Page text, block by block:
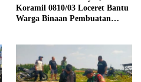
Koramil 0810/03 Loceret Bantu
Warga Binaan Pembuatan